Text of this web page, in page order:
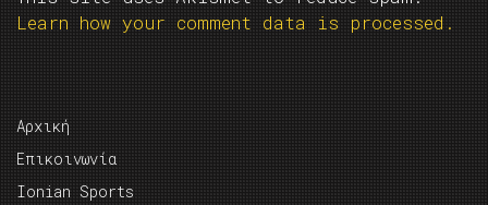
Learn how your comment data is processed.
Αρχική
Επικοινωνία
Ionian Sports